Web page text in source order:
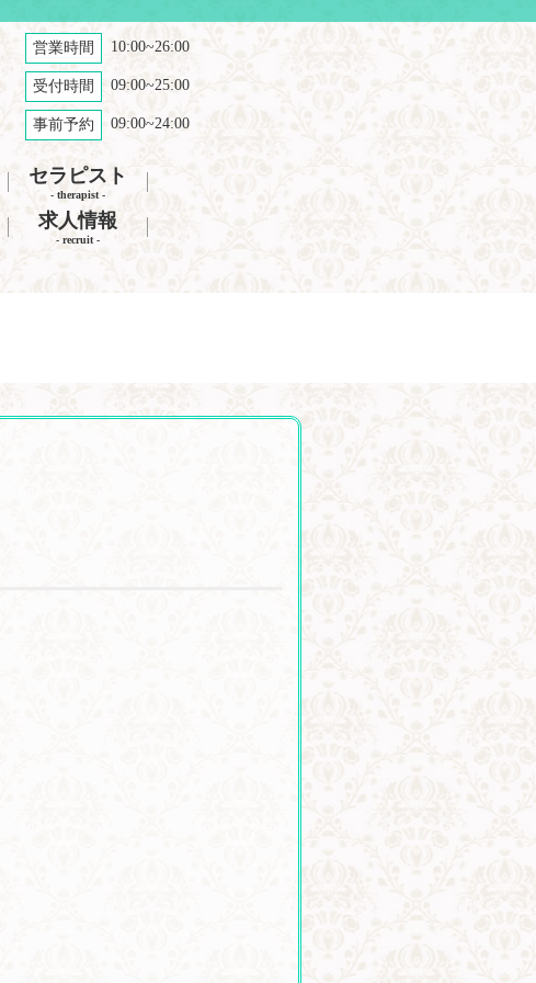
営業時間 10:00~26:00
受付時間 09:00~25:00
事前予約 09:00~24:00
セラピスト
- therapist -
求人情報
- recruit -